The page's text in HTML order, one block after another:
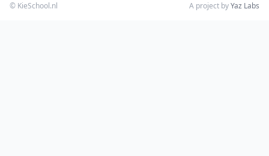
© KieSchool.nl A project byYaz Labs